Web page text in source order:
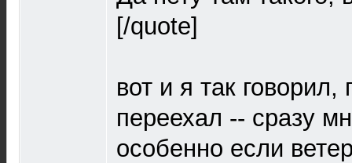
[/quote]
вот и я так
переехал -- сразу
особенно если